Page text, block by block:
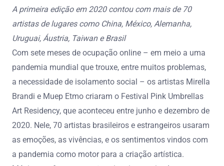
A primeira edição em 2020 contou com mais de 70
artistas de lugares como China, México, Alemanha,
Uruguai, Áustria, Taiwan e Brasil
Com sete meses de ocupação online – em meio a uma
pandemia mundial que trouxe, entre muitos problemas,
a necessidade de isolamento social – os artistas Mirella
Brandi e Muep Etmo criaram o Festival Pink Umbrellas
Art Residency, que aconteceu entre junho e dezembro de
2020. Nele, 70 artistas brasileiros e estrangeiros usaram
as emoções, as vivências, e os sentimentos vindos com
a pandemia como motor para a criação artística.